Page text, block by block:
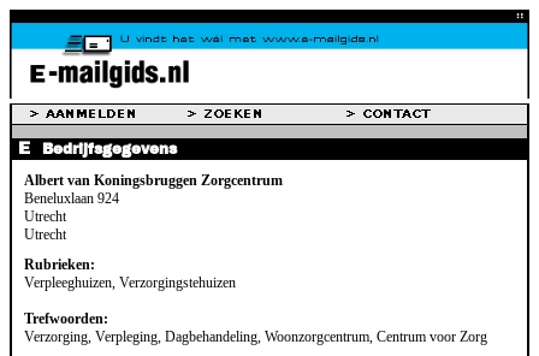
Bedrijfsgegevens
Albert van Koningsbruggen Zorgcentrum
Beneluxlaan 924
Utrecht
Utrecht
Rubrieken:
Verpleeghuizen, Verzorgingstehuizen
Trefwoorden:
Verzorging, Verpleging, Dagbehandeling, Woonzorgcentrum, Centrum voor Zorg